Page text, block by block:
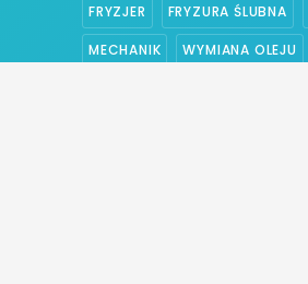
FRYZJER FRYZURA ŚLUBNA
MECHANIK WYMIANA OLEJU